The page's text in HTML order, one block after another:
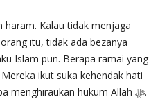
haram. Kalau tidak menjaga
itu, tidak ada bezanya
Islam pun. Berapa ramai yang
ikut suka kehendak hati
mereka berbuat apa sahaja tanpa menghiraukan hukum Allah ‎ﷻ.